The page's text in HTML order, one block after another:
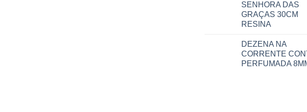
SENHORA DAS
GRAÇAS 30CM
RESINA
DEZENA NA
CORRENTE
PERFUMADA